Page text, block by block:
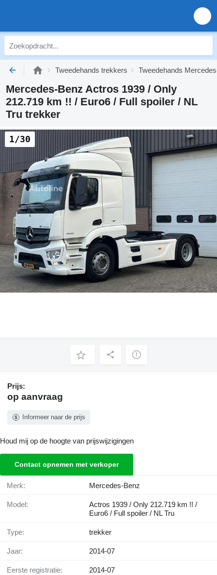
Tweedehands trekkers Tweedehands
Mercedes-Benz Actros 1939 / Only
212.719 km !! / Euro6 / Full spoiler / NL
Tru trekker
1/30
Prijs:
op aanvraag
Informeer naar de prijs
Houd mij op de hoogte van prijswijzigingen
Contact opnemen met verkoper
Merk: Mercedes-Benz
Model:
Actros 1939 / Only 212.719 km !! /
Euro6 / Full spoiler / NL Tru
Type: trekker
Jaar: 2014-07
Eerste registratie: 2014-07